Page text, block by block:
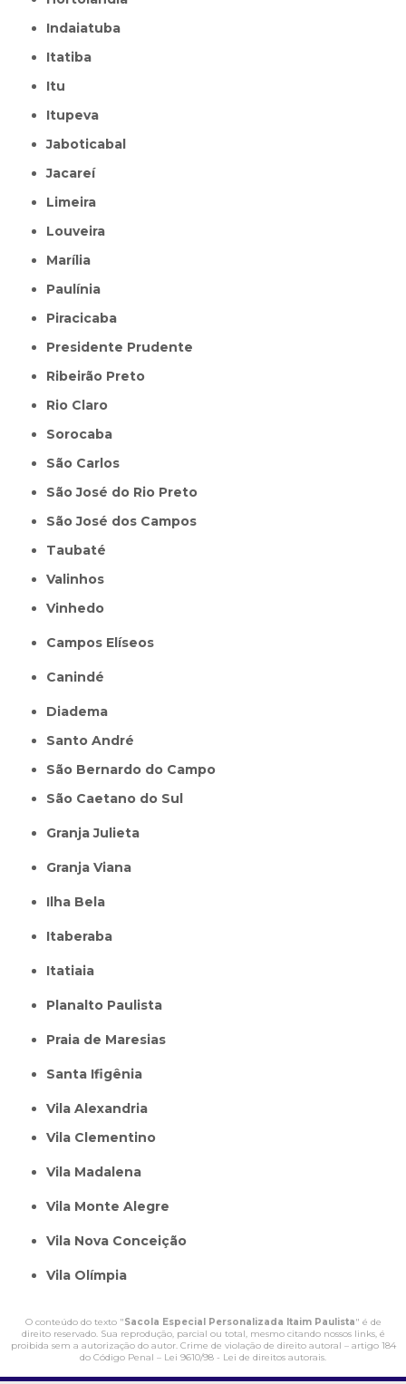
Indaiatuba
Itatiba
Itu
Itupeva
Jaboticabal
Jacareí
Limeira
Louveira
Marília
Paulínia
Piracicaba
Presidente Prudente
Ribeirão Preto
Rio Claro
Sorocaba
São Carlos
São José do Rio Preto
São José dos Campos
Taubaté
Valinhos
Vinhedo
Campos Elíseos
Canindé
Diadema
Santo André
São Bernardo do Campo
São Caetano do Sul
Granja Julieta
Granja Viana
Ilha Bela
Itaberaba
itatiaia
Planalto Paulista
Praia de Maresias
Santa Ifigênia
Vila Alexandria
Vila Clementino
Vila Madalena
Vila Monte Alegre
Vila Nova Conceição
Vila Olímpia
O conteúdo do texto "Sacola Especial Personalizada Itaim Paulista" é de
direito reservado. Sua reprodução, parcial ou total, mesmo citando nossos links, é
proibida sem a autorização do autor. Crime de violação de direito autoral – artigo 184
do Código Penal – Lei 9610/98 - Lei de direitos autorais.